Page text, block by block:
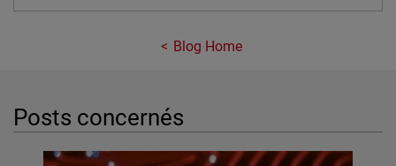
Blog Home
Posts concernés